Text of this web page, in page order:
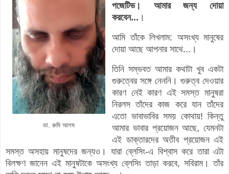
ডা. রুমি আলম
পজেটিভ। আমার জন্য দোয়া
করবেন... ।
আমি তাঁকে লিখলাম: অসংখ্য মানুষের
দোয়া আছে আপনার সাথে...।
তিনি সম্ভবত আমার কথাটা খুব একটা
গুরুত্বের সঙ্গে নেননি। গুরুত্ব দেওয়ার
কারণ নেই কারণ এই সমস্ত মানুষরা
নিরলস তাঁদের কাজ করে যান তাঁদের
এতো ভাবাভাবির সময় কোথায়! কিন্তু
আমার ভাবার প্রয়োজন আছে, যেমনটা
এই ডাক্তারদের অতীব প্রয়োজন এই
সমস্ত অসহায় মানুষদের জন্যও। যারা ব্লেসিং-এ বিশ্বাস করে তারা এটা
বিলক্ষণ জানেন এই মানুষটাকে অসংখ্য ব্লেসিং তাড়া করবে, সবিরাম। তাঁর